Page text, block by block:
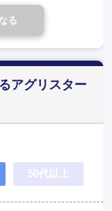
る
アグリスター
50代以上